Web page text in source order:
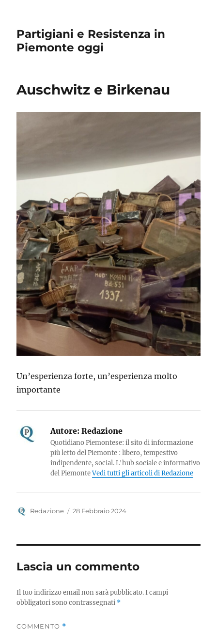
Partigiani e Resistenza in
Piemonte oggi
Auschwitz e Birkenau
Un’esperienza forte, un’esperienza molto
importante
Autore: Redazione
Quotidiano Piemontese: il sito di informazione
più letto del Piemonte : libero, tempestivo
indipendente, social. L'hub sociale e informativo
del PiemonteVedi tutti gli articoli di Redazione
Autore
Redazione
Pubblicato
28 Febbraio 2024
Lascia un commento
Il tuo indirizzo email non sarà pubblicato. I campi
obbligatori sono contrassegnati *
COMMENTO *